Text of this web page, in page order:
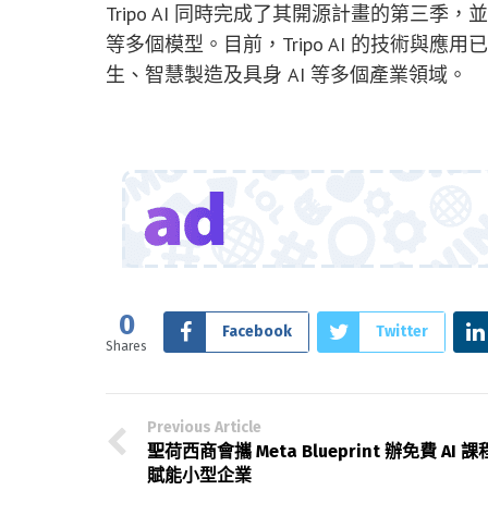
Tripo AI 同時完成了其開源計畫的第三季，
等多個模型。目前，Tripo AI 的技術與應用
生、智慧製造及具身 AI 等多個產業領域。
0
Shares
Facebook Twitter
Previous Article
聖荷西商會攜 Meta Blueprint 辦免費 AI 課
賦能小型企業